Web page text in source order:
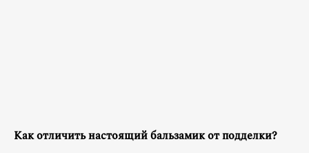
Как отличить настоящий бальзамик от подделки?